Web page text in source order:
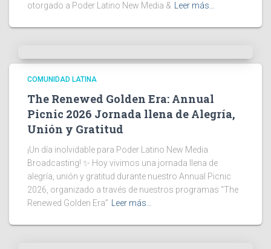
otorgado a Poder Latino New Media &
Leer más…
COMUNIDAD LATINA
The Renewed Golden Era: Annual
Picnic 2026 Jornada llena de Alegría,
Unión y Gratitud
¡Un día inolvidable para Poder Latino New Media
Broadcasting! ✨ Hoy vivimos una jornada llena de
alegría, unión y gratitud durante nuestro Annual Picnic
2026, organizado a través de nuestros programas “The
Renewed Golden Era”
Leer más…